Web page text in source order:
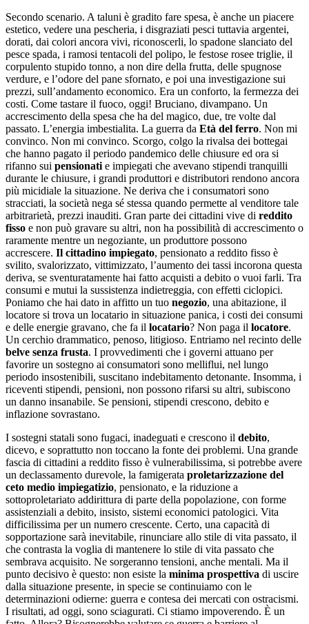
Secondo scenario. A taluni è gradito fare spesa, è anche un piacere
estetico, vedere una pescheria, i disgraziati pesci tuttavia argentei,
dorati, dai colori ancora vivi, riconoscerli, lo spadone slanciato del
pesce spada, i ramosi tentacoli del polipo, le festose rosee triglie, il
corpulento stupido tonno, a non dire della frutta, delle spugnose
verdure, e l’odore del pane sfornato, e poi una investigazione sui
prezzi, sull’andamento economico. Era un conforto, la fermezza dei
costi. Come tastare il fuoco, oggi! Bruciano, divampano. Un
accrescimento della spesa che ha del magico, due, tre volte dal
passato. L’energia imbestialita. La guerra da Età del ferro. Non mi
convinco. Non mi convinco. Scorgo, colgo la rivalsa dei bottegai
che hanno pagato il periodo pandemico delle chiusure ed ora si
rifanno sui pensionati e impiegati che avevano stipendi tranquilli
durante le chiusure, i grandi produttori e distributori rendono ancora
più micidiale la situazione. Ne deriva che i consumatori sono
stracciati, la società nega sé stessa quando permette al venditore tale
arbitrarietà, prezzi inauditi. Gran parte dei cittadini vive di reddito
fisso e non può gravare su altri, non ha possibilità di accrescimento o
raramente mentre un negoziante, un produttore possono
accrescere. Il cittadino impiegato, pensionato a reddito fisso è
svilito, svalorizzato, vittimizzato, l’aumento dei tassi incorona questa
deriva, se sventuratamente hai fatto acquisti a debito o vuoi farli. Tra
consumi e mutui la sussistenza indietreggia, con effetti ciclopici.
Poniamo che hai dato in affitto un tuo negozio, una abitazione, il
locatore si trova un locatario in situazione panica, i costi dei consumi
e delle energie gravano, che fa il locatario? Non paga il locatore.
Un cerchio drammatico, penoso, litigioso. Entriamo nel recinto delle
belve senza frusta. I provvedimenti che i governi attuano per
favorire un sostegno ai consumatori sono melliflui, nel lungo
periodo insostenibili, suscitano indebitamento detonante. Insomma, i
riceventi stipendi, pensioni, non possono rifarsi su altri, subiscono
un danno insanabile. Se pensioni, stipendi crescono, debito e
inflazione sovrastano.
I sostegni statali sono fugaci, inadeguati e crescono il debito,
dicevo, e soprattutto non toccano la fonte dei problemi. Una grande
fascia di cittadini a reddito fisso è vulnerabilissima, si potrebbe avere
un declassamento durevole, la famigerata proletarizzazione del
ceto medio impiegatizio, pensionato, e la riduzione a
sottoproletariato addirittura di parte della popolazione, con forme
assistenziali a debito, insisto, sistemi economici patologici. Vita
difficilissima per un numero crescente. Certo, una capacità di
sopportazione sarà inevitabile, rinunciare allo stile di vita passato, il
che contrasta la voglia di mantenere lo stile di vita passato che
sembrava acquisito. Ne sorgeranno tensioni, anche mentali. Ma il
punto decisivo è questo: non esiste la minima prospettiva di uscire
dalla situazione presente, in specie se continuiamo con le
determinazioni odierne: guerra e contesa dei mercati con ostracismi.
I risultati, ad oggi, sono sciagurati. Ci stiamo impoverendo. È un